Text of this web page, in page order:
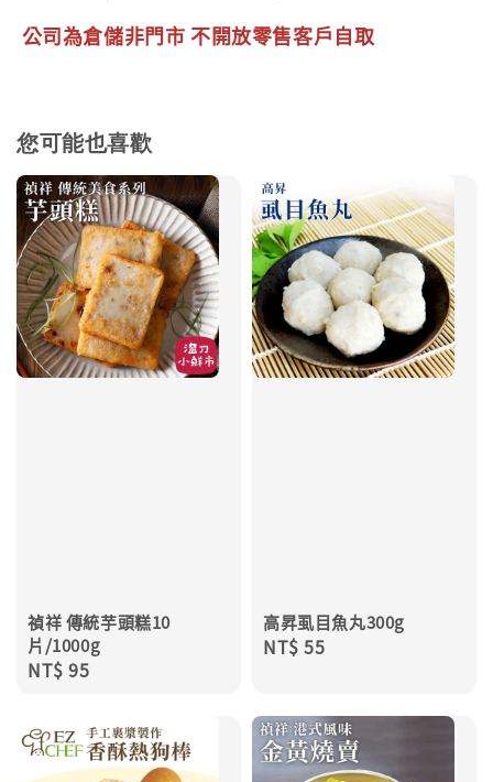
公司為倉儲非門市 不開放零售客戶自取
您可能也喜歡
禎祥 傳統芋頭糕10
片/1000g
Regular
NT$ 95
高昇虱目魚丸300g
Regular
NT$ 55